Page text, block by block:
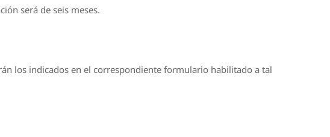
será de seis meses.
los indicados en el correspondiente formulario habilitado a tal